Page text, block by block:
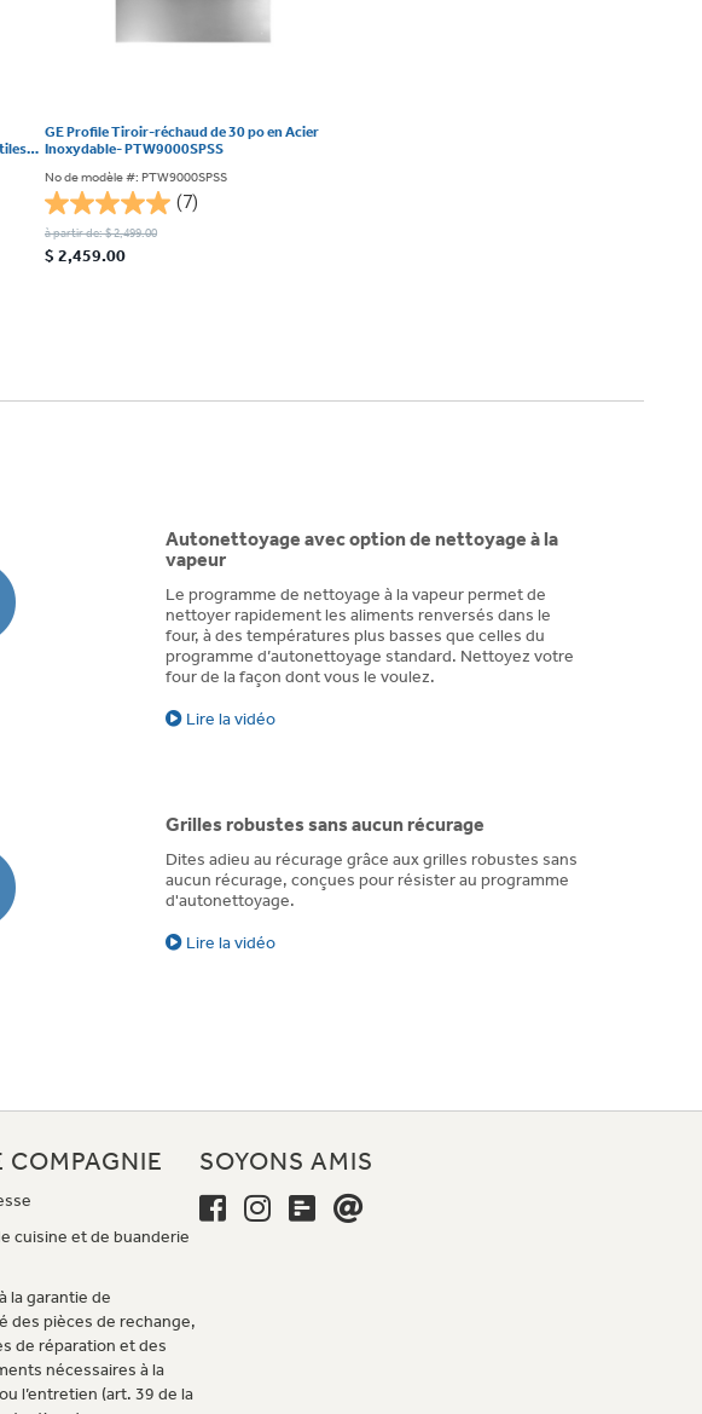
GE Profile Tiroir-réchaud de 30 po en Acier
Inoxydable- PTW9000SPSS
No de modèle #: PTW9000SPSS
(7)
5.0
étoile(s)
sur
à partir de: $ 2,499.00
$ 2,459.00
Autonettoyage avec option de nettoyage à la
vapeur
Le programme de nettoyage à la vapeur permet de
nettoyer rapidement les aliments renversés dans le
four, à des températures plus basses que celles du
programme d’autonettoyage standard. Nettoyez votre
four de la façon dont vous le voulez.
Lire la vidéo
Grilles robustes sans aucun récurage
Dites adieu au récurage grâce aux grilles robustes sans
aucun récurage, conçues pour résister au programme
d'autonettoyage.
Lire la vidéo
COMPAGNIE
cuisine et de buanderie
la garantie de
des pièces de rechange,
de réparation et des
nécessaires à la
l’entretien (art. 39 de la
SOYONS AMIS